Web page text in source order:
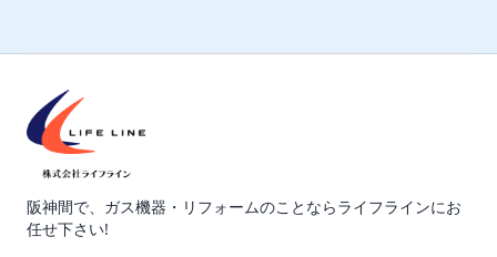
阪神間で、ガス機器・リフォームのことならライフラインにお
任せ下さい!